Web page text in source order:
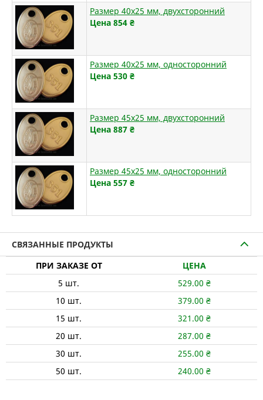
Размер 40х25 мм, двухсторонний
Цена 854 ₴
Размер 40х25 мм, односторонний
Цена 530 ₴
Размер 45х25 мм, двухсторонний
Цена 887 ₴
Размер 45х25 мм, односторонний
Цена 557 ₴
СВЯЗАННЫЕ ПРОДУКТЫ
ПРИ ЗАКАЗЕ ОТ
ЦЕНА
5 шт. 529.00 ₴
10 шт. 379.00 ₴
15 шт. 321.00 ₴
20 шт. 287.00 ₴
30 шт. 255.00 ₴
50 шт. 240.00 ₴